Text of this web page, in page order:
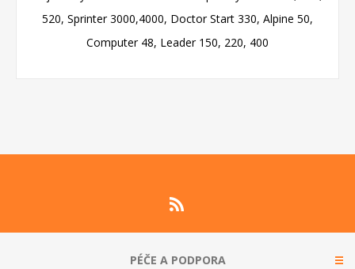
520, Sprinter 3000,4000, Doctor Start 330, Alpine 50,
Computer 48, Leader 150, 220, 400
PÉČE A PODPORA